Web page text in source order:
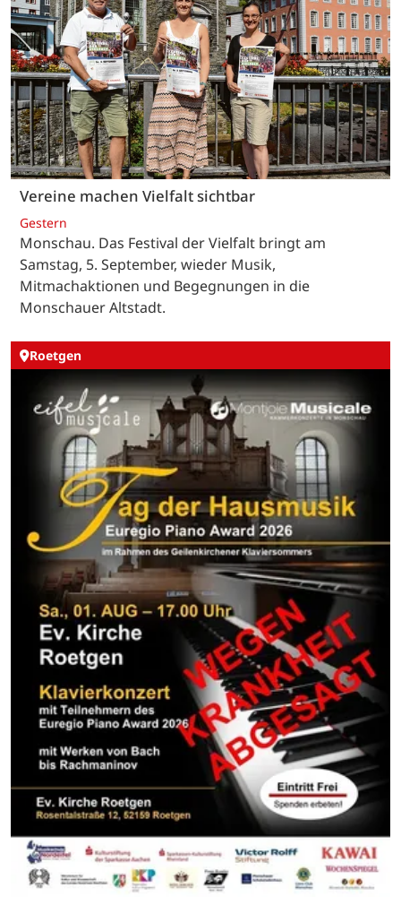
Vereine machen Vielfalt sichtbar
Gestern
Monschau. Das Festival der Vielfalt bringt am
Samstag, 5. September, wieder Musik,
Mitmachaktionen und Begegnungen in die
Monschauer Altstadt.
Roetgen